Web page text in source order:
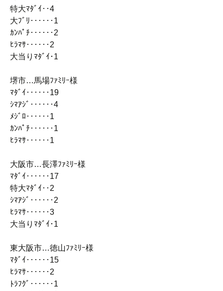
特大ﾏﾀﾞｲ‥4
大ﾌﾞﾘ‥‥‥1
ｶﾝﾊﾟﾁ‥‥‥2
ﾋﾗﾏｻ‥‥‥2
大当りﾏﾀﾞｲ･1
堺市…馬場ﾌｧﾐﾘｰ様
ﾏﾀﾞｲ‥‥‥19
ｼﾏｱｼﾞ‥‥‥4
ﾒｼﾞﾛ‥‥‥1
ｶﾝﾊﾟﾁ‥‥‥1
ﾋﾗﾏｻ‥‥‥1
大阪市…長澤ﾌｧﾐﾘｰ様
ﾏﾀﾞｲ‥‥‥17
特大ﾏﾀﾞｲ‥2
ｼﾏｱｼﾞ‥‥‥2
ﾋﾗﾏｻ‥‥‥3
大当りﾏﾀﾞｲ･1
東大阪市…徳山ﾌｧﾐﾘｰ様
ﾏﾀﾞｲ‥‥‥15
ﾋﾗﾏｻ‥‥‥2
ﾄﾗﾌｸﾞ‥‥‥1